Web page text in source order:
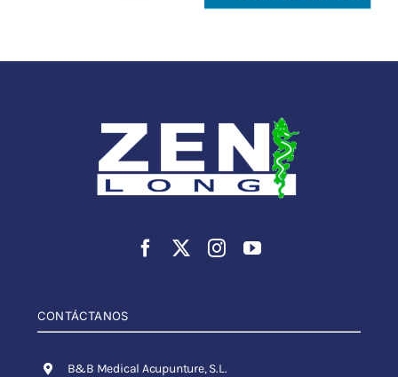
CONTÁCTANOS
B&B Medical Acupunture, S.L.